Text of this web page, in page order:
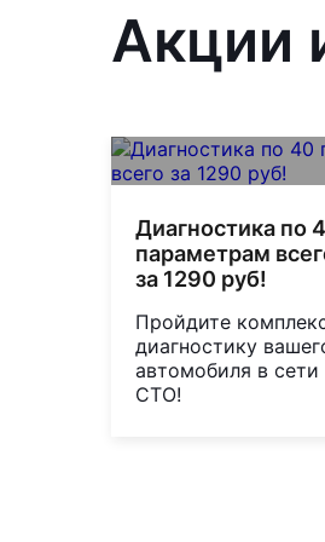
Акции
Диагностика по
параметрам
за 1290 руб!
Пройдите
диагностику
автомобиля в
СТО!